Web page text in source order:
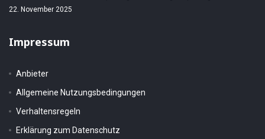
22. November 2025
Impressum
Anbieter
Allgemeine Nutzungsbedingungen
Verhaltensregeln
Erklärung zum Datenschutz